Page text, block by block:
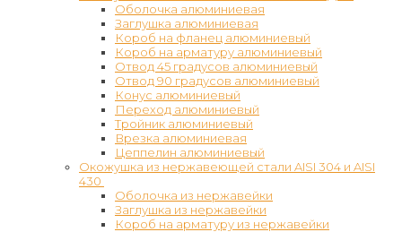
Оболочка алюминиевая
Заглушка алюминиевая
Короб на фланец алюминиевый
Короб на арматуру алюминиевый
Отвод 45 градусов алюминиевый
Отвод 90 градусов алюминиевый
Конус алюминиевый
Переход алюминиевый
Тройник алюминиевый
Врезка алюминиевая
Цеппелин алюминиевый
Окожушка из нержавеющей стали AISI 304 и AISI
430
Оболочка из нержавейки
Заглушка из нержавейки
Короб на арматуру из нержавейки